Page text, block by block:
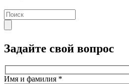
Задайте свой вопрос
Имя и фамилия *